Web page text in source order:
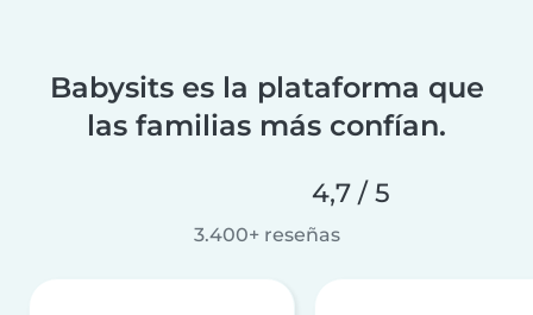
Babysits es la plataforma que
las familias más confían.
4,7 / 5
3.400+ reseñas